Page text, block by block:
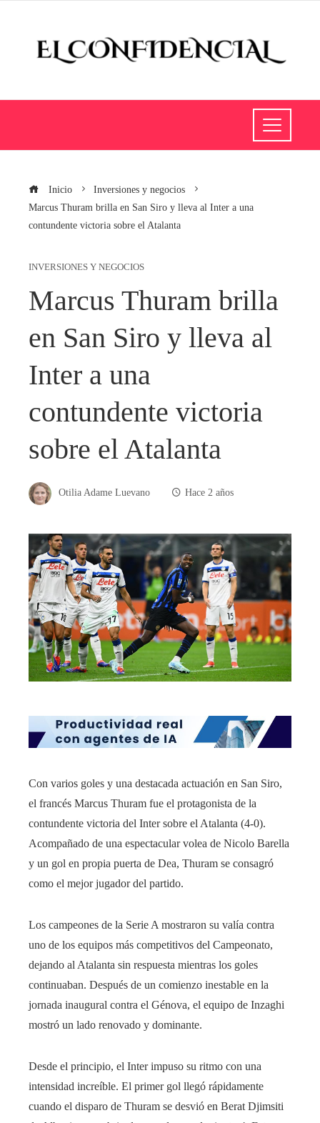
Inicio
Inversiones y negocios
Marcus Thuram brilla en San Siro y lleva al Inter a una
contundente victoria sobre el Atalanta
INVERSIONES Y NEGOCIOS
Marcus Thuram brilla
en San Siro y lleva al
Inter a una
contundente victoria
sobre el Atalanta
Otilia Adame Luevano Hace 2 años
Con varios goles y una destacada actuación en San Siro,
el francés Marcus Thuram fue el protagonista de la
contundente victoria del Inter sobre el Atalanta (4-0).
Acompañado de una espectacular volea de Nicolo Barella
y un gol en propia puerta de Dea, Thuram se consagró
como el mejor jugador del partido.
Los campeones de la Serie A mostraron su valía contra
uno de los equipos más competitivos del Campeonato,
dejando al Atalanta sin respuesta mientras los goles
continuaban. Después de un comienzo inestable en la
jornada inaugural contra el Génova, el equipo de Inzaghi
mostró un lado renovado y dominante.
Desde el principio, el Inter impuso su ritmo con una
intensidad increíble. El primer gol llegó rápidamente
cuando el disparo de Thuram se desvió en Berat Djimsiti